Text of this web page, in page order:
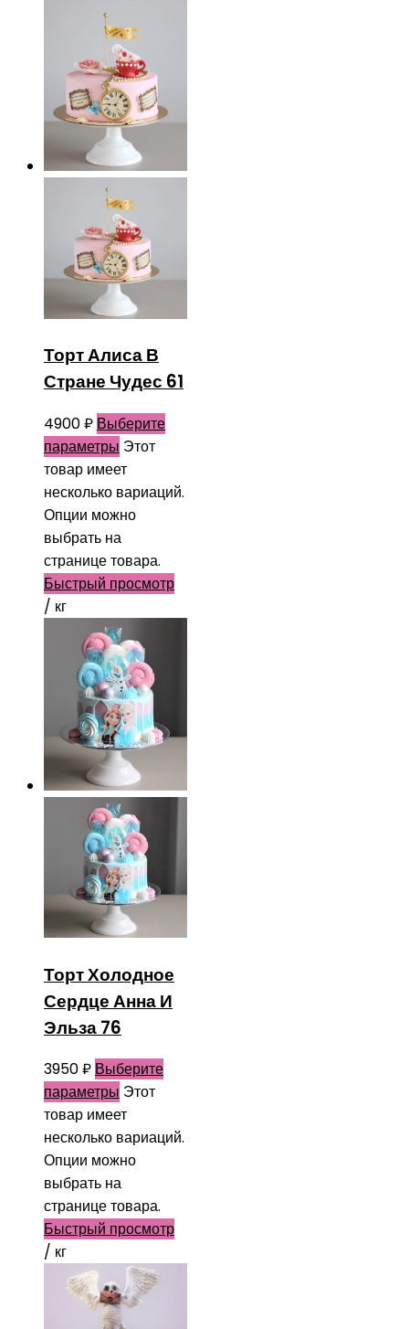
Торт Алиса В
Стране Чудес 61
4900₽ Выберите
параметры Этот
товар имеет
несколько вариаций.
Опции можно
выбрать на
странице товара.
Быстрый просмотр
/ кг
Торт Холодное
Сердце Анна И
Эльза 76
3950₽ Выберите
параметры Этот
товар имеет
несколько вариаций.
Опции можно
выбрать на
странице товара.
Быстрый просмотр
/ кг